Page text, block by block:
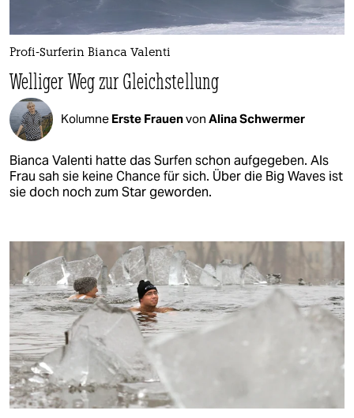
Profi-Surferin Bianca Valenti
Welliger Weg zur Gleichstellung
Kolumne Erste Frauenvon Alina Schwermer
Bianca Valenti hatte das Surfen schon aufgegeben. Als
Frau sah sie keine Chance für sich. Über die Big Waves ist
sie doch noch zum Star geworden.